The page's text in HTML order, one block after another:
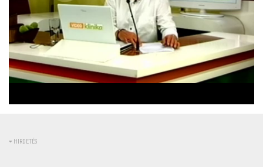
kikapcsolva
0%
0%
HIRDETÉS